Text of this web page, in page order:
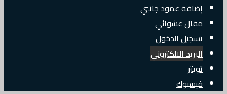
إضافة عمود جانبي
مقال عشوائي
تسجيل الدخول
البريد الالكتروني
تويتر
فيسبوك